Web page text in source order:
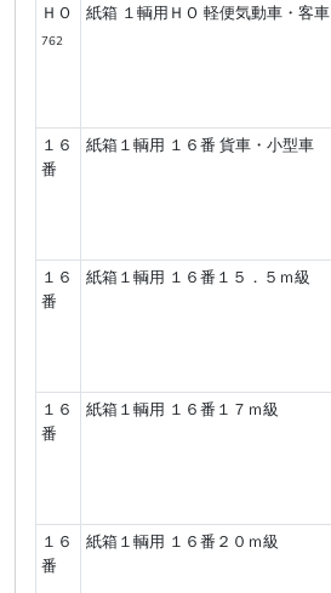
ＨＯ
762
紙箱 １輌用ＨＯ 軽便気動車・客車
１６
番
紙箱１輌用 １６番 貨車・小型車
１６
番
紙箱１輌用 １６番１５．５ｍ級
１６
番
紙箱１輌用 １６番１７ｍ級
１６
番
紙箱１輌用 １６番２０ｍ級